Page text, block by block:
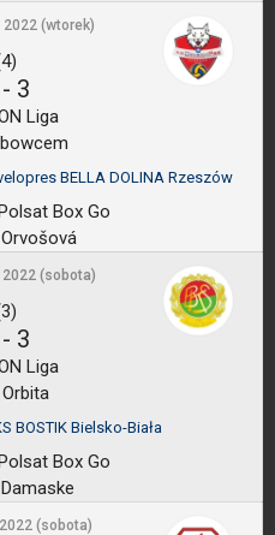
(wtorek)
- 3
Liga
BELLA DOLINA Rzeszów
Box Go
(sobota)
- 3
Liga
BOSTIK Bielsko-Biała
Box Go
Damaske
(sobota)